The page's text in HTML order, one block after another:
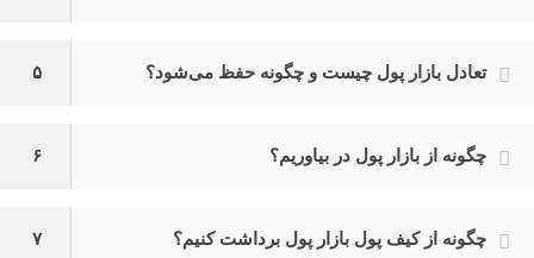
۵ تعادل بازار پول چیست و چگونه حفظ می‌شود؟
۶ چگونه از بازار پول در بیاوریم؟
۷ چگونه از کیف پول بازار پول برداشت کنیم؟